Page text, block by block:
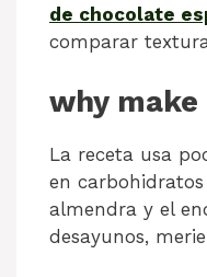
de chocolate
comparar
why
La receta usa
en
almendra y el
desayunos,